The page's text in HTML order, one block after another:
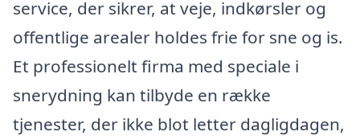
service, der sikrer, at veje, indkørsler og
offentlige arealer holdes frie for sne og is.
Et professionelt firma med speciale i
snerydning kan tilbyde en række
tjenester, der ikke blot letter dagligdagen,